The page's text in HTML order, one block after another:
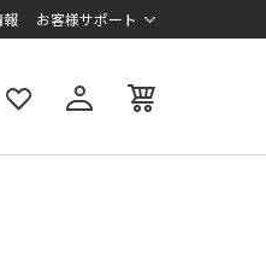
報 お客様サポート